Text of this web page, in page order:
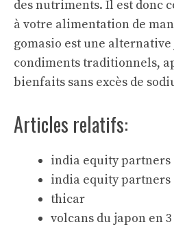
des nutriments. Il est donc
à votre alimentation de
gomasio est une
condiments traditionnels,
bienfaits sans excès de
Articles relatifs:
india equity partners
india equity partners
thicar
volcans du japon en